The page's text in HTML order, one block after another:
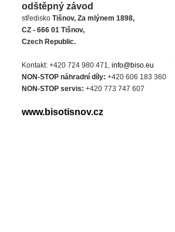
odštěpný závod
středisko Tišnov, Za mlýnem 1898,
CZ - 666 01 Tišnov,
Czech Republic.
Kontakt: +420 724 980 471, info@biso.eu
NON-STOP náhradní díly: +420 606 183 360
NON-STOP servis: +420 773 747 607
www.bisotisnov.cz